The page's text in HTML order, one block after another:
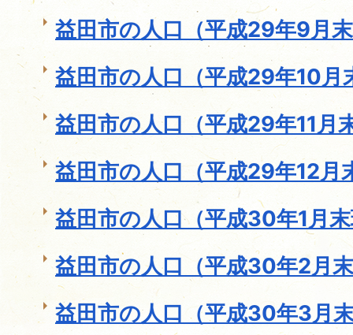
益田市の人口（平成29年9月
益田市の人口（平成29年10月
益田市の人口（平成29年11月
益田市の人口（平成29年12月
益田市の人口（平成30年1月
益田市の人口（平成30年2月
益田市の人口（平成30年3月